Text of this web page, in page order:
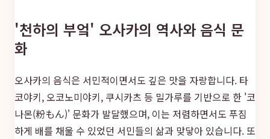
'천하의 부엌' 오사카의 역사와 음식 문
화
오사카의 음식은 서민적이면서도 깊은 맛을 자랑합니다. 타
코야키, 오코노미야키, 쿠시카츠 등 밀가루를 기반으로 한 '코
나몬(粉もん)' 문화가 발달했으며, 이는 저렴하면서도 푸짐
하게 배를 채울 수 있었던 서민들의 삶과 맞닿아 있습니다. 또